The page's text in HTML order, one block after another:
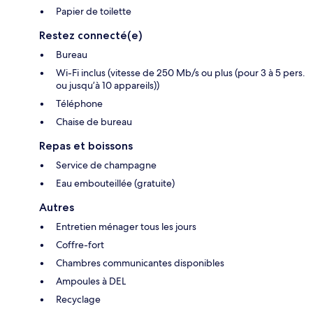
Papier de toilette
Restez connecté(e)
Bureau
Wi-Fi inclus (vitesse de 250 Mb/s ou plus (pour 3 à 5 pers.
ou jusqu’à 10 appareils))
Téléphone
Chaise de bureau
Repas et boissons
Service de champagne
Eau embouteillée (gratuite)
Autres
Entretien ménager tous les jours
Coffre-fort
Chambres communicantes disponibles
Ampoules à DEL
Recyclage